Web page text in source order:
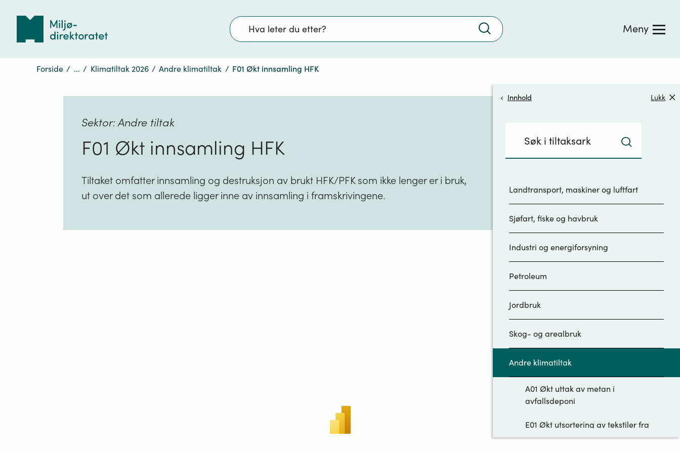
Søk
Trykk
søke
Meny
Forside / ... / Klimatiltak 2026 / Andre klimatiltak / F01 Økt innsamling HFK
Innhold Lukk
med
innhold:
Trykk
søke
Landtransport, maskiner og luftfart
Sjøfart, fiske og havbruk
Industri og energiforsyning
Petroleum
Jordbruk
Skog- og arealbruk
Andre klimatiltak
A01 Økt uttak av metan i
avfallsdeponi
E01 Økt utsortering av tekstiler fra
restavfall
Sektor: Andre tiltak
F01 Økt innsamling HFK
Tiltaket omfatter innsamling og destruksjon av brukt HFK/PFK som ikke lenger er i bruk,
ut over det som allerede ligger inne av innsamling i framskrivingene.